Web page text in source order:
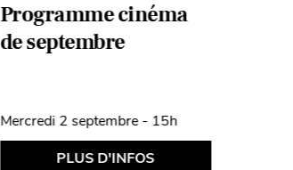
Programme cinéma
de septembre
Mercredi 2 septembre - 15h
PLUS D'INFOS